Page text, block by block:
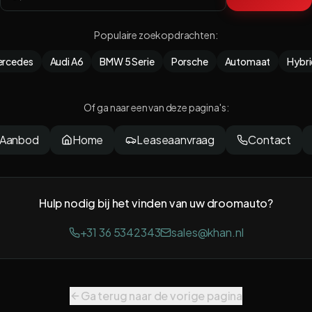
Populaire zoekopdrachten:
Audi A6 BMW 5 Serie Porsche Automaat
Of ga naar een van deze pagina's:
Home Leaseaanvraag Contact
Hulp nodig bij het vinden van uw droomauto?
+31 36 5342343
sales@khan.nl
Ga terug naar de vorige pagina